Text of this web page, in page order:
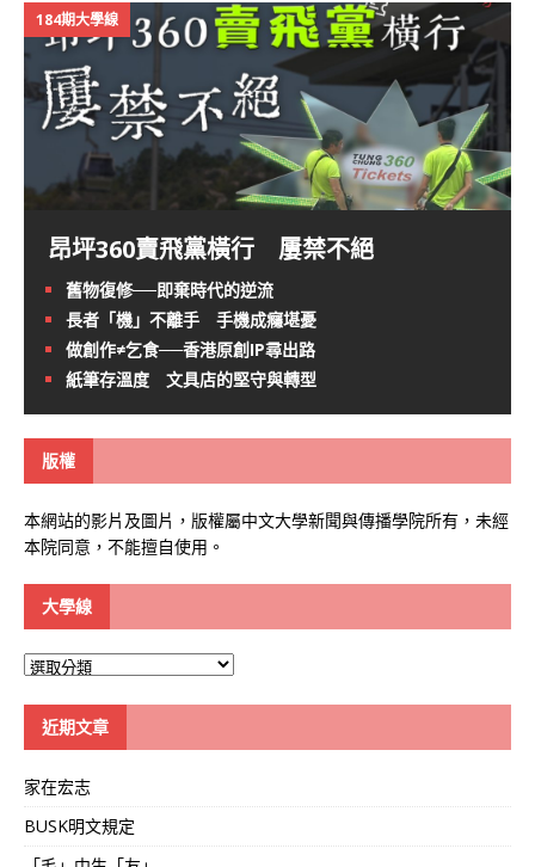
184期大學線
昂坪360賣飛黨橫行 屢禁不絕
舊物復修──即棄時代的逆流
長者「機」不離手 手機成癮堪憂
做創作≠乞食──香港原創IP尋出路
紙筆存溫度 文具店的堅守與轉型
版權
本網站的影片及圖片，版權屬中文大學新聞與傳播學院所有，未經
本院同意，不能擅自使用。
大學線
大
近期文章
家在宏志
BUSK明文規定